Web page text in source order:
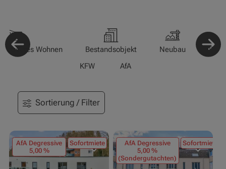
Wohnen Bestandsobjekt Neubau
KFW
AfA
Sortierung / Filter
AfA Degressive
5,00 %
Sofortmiete
AfA Degressive
5,00 %
(Sondergutachten)
Sofortmiete